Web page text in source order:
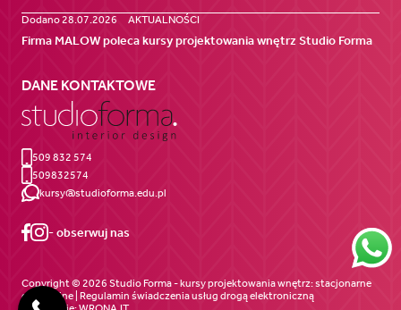
Dodano 28.07.2026 AKTUALNOŚCI
Firma MALOW poleca kursy projektowania wnętrz Studio Forma
DANE KONTAKTOWE
509 832 574
509832574
kursy@studioforma.edu.pl
- obserwuj nas
Copyright © 2026 Studio Forma - kursy projektowania wnętrz: stacjonarne
oraz online | Regulamin świadczeniausług drogą elektroniczną